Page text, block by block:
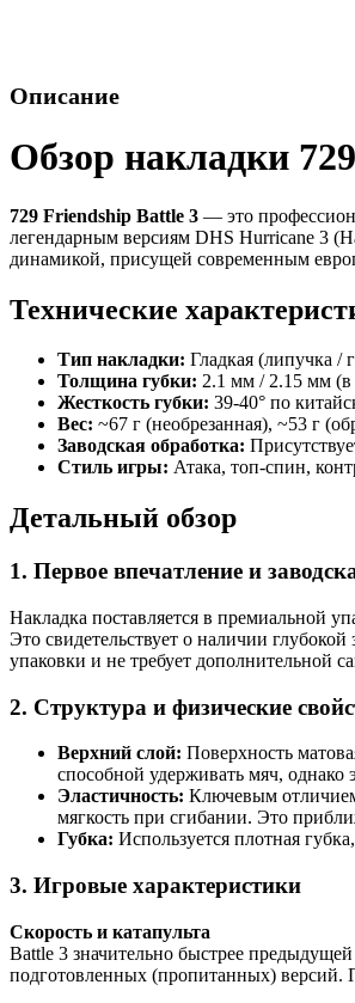
Описание
Обзор накладки
729 Friendship Battle 3 — это
легендарным версиям DHS Hurricane 3
динамикой, присущей современным
Технические
Тип накладки: Гладкая (липучка /
Толщина губки: 2.1 мм / 2.15 мм (в
Жесткость губки: 39-40° по
Вес: ~67 г (необрезанная), ~53 г
Заводская обработка:
Стиль игры: Атака, топ-спин,
Детальный обзор
1. Первое впечатление и
Накладка поставляется в премиальной
Это свидетельствует о наличии
упаковки и не требует дополнительной
2. Структура и физические
Верхний слой: Поверхность
способной удерживать мяч, однако
Эластичность: Ключевым отличием
мягкость при сгибании. Это
Губка: Используется плотная
3. Игровые характеристики
Скорость и катапульта
Battle 3 значительно быстрее
подготовленных (пропитанных) версий.